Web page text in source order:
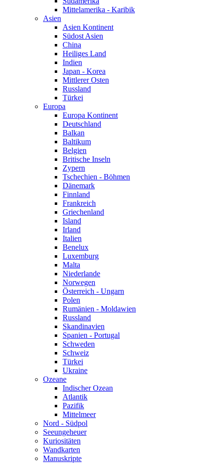
Mittelamerika - Karibik
Asien
Asien Kontinent
Südost Asien
China
Heiliges Land
Indien
Japan - Korea
Mittlerer Osten
Russland
Türkei
Europa
Europa Kontinent
Deutschland
Balkan
Baltikum
Belgien
Britische Inseln
Zypern
Tschechien - Böhmen
Dänemark
Finnland
Frankreich
Griechenland
Island
Irland
Italien
Benelux
Luxemburg
Malta
Niederlande
Norwegen
Österreich - Ungarn
Polen
Rumänien - Moldawien
Russland
Skandinavien
Spanien - Portugal
Schweden
Schweiz
Türkei
Ukraine
Ozeane
Indischer Ozean
Atlantik
Pazifik
Mittelmeer
Nord - Südpol
Seeungeheuer
Kuriositäten
Wandkarten
Manuskripte